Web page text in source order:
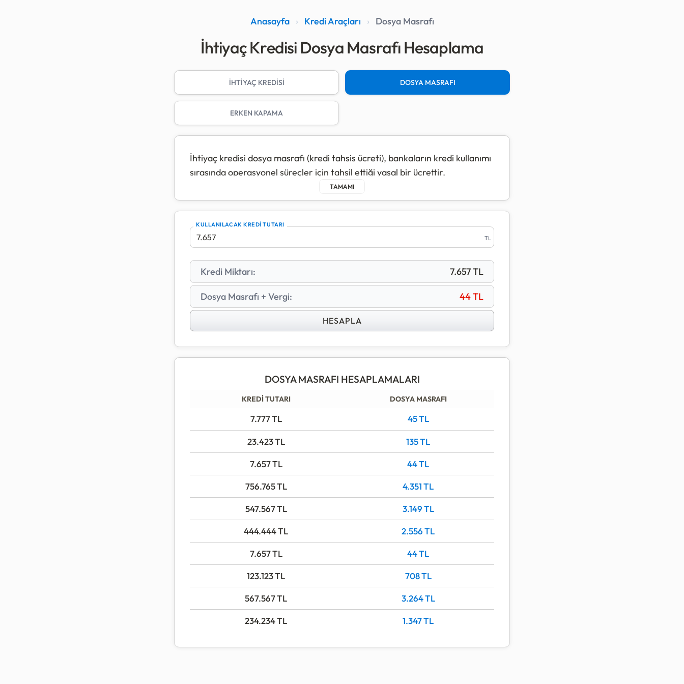
Anasayfa › Kredi Araçları › Dosya Masrafı
İhtiyaç Kredisi Dosya Masrafı Hesaplama
İHTİYAÇ KREDİSİ DOSYA MASRAFI
ERKEN KAPAMA
İhtiyaç kredisi dosya masrafı (kredi tahsis ücreti), bankaların kredi kullanımı
sırasında operasyonel süreçler için tahsil ettiği yasal bir ücrettir.
Yasal düzenlemelere göre bu ücret, kullandığınız kredi tutarının
belirlenir.
Hesaplanan dosya masrafına ek olarak, bu tutar üzerinden %15 oranında
Kredi kullanırken dosya masrafı genellikle nakit olarak istenmez, toplam
kredi tutarından düşülerek net ödeme yapılır.
KULLANILACAK KREDİ TUTARI
TL
Kredi Miktarı: 7.657TL
Dosya Masrafı + Vergi: 44TL
HESAPLA
DOSYA MASRAFI HESAPLAMALARI
KREDİ TUTARI DOSYA MASRAFI
7.777TL 45TL
23.423TL 135TL
7.657TL 44TL
756.765TL 4.351TL
547.567TL 3.149TL
444.444TL 2.556TL
7.657TL 44TL
123.123TL 708TL
567.567TL 3.264TL
234.234TL 1.347TL